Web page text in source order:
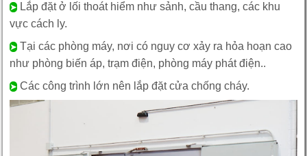
➤ Lắp đặt ở lối thoát hiểm như sảnh, cầu thang, các khu
vực cách ly.
➤ Tại các phòng máy, nơi có nguy cơ xảy ra hỏa hoạn cao
như phòng biến áp, trạm điện, phòng máy phát điện..
➤ Các công trình lớn nên lắp đặt cửa chống cháy.